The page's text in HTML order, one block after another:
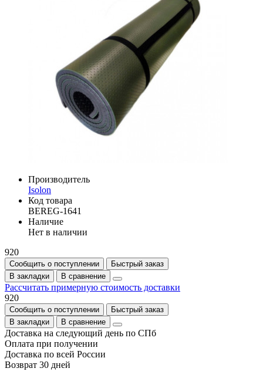
Производитель
Isolon
Код товара
BEREG-1641
Наличие
Нет в наличии
920
Сообщить о поступлении
Быстрый заказ
В закладки
В сравнение
Рассчитать примерную стоимость доставки
920
Сообщить о поступлении
Быстрый заказ
В закладки
В сравнение
Доставка на следующий день по СПб
Оплата при получении
Доставка по всей России
Возврат 30 дней